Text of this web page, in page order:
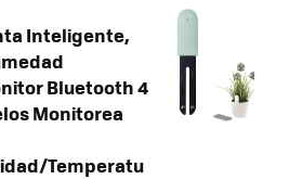
Inteligente,
Bluetooth 4
Monitorea
Temperatu